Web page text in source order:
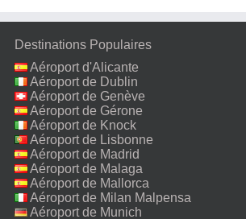
Destinations Populaires
Aéroport d'Alicante
Aéroport de Dublin
Aéroport de Genève
Aéroport de Gérone
Aéroport de Knock
Aéroport de Lisbonne
Aéroport de Madrid
Aéroport de Malaga
Aéroport de Mallorca
Aéroport de Milan Malpensa
Aéroport de Munich